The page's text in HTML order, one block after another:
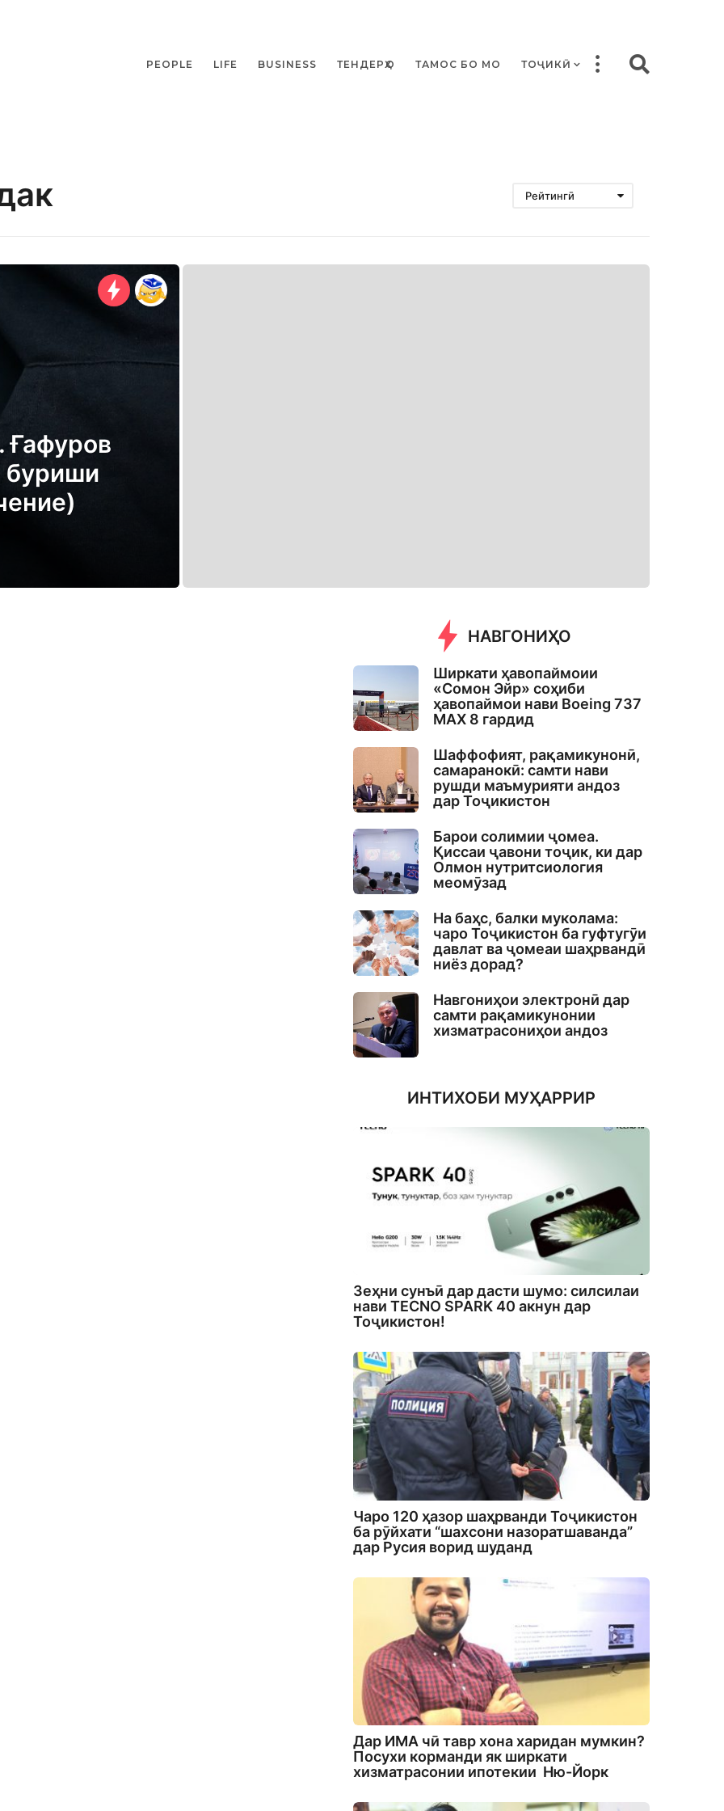
PEOPLE LIFE BUSINESS ТЕНДЕРҲО ТАМОС БО МО ТОҶИКӢ
Рейтингӣ
Ғафуров
буриши
НАВГОНИҲО
Ширкати ҳавопаймоии
«Сомон Эйр» соҳиби
ҳавопаймои нави Boeing 737
MAX 8 гардид
Шаффофият, рақамикунонӣ,
самаранокӣ: самти нави
рушди маъмурияти андоз
дар Тоҷикистон
Барои солимии ҷомеа.
Қиссаи ҷавони тоҷик, ки дар
Олмон нутритсиология
меомӯзад
На баҳс, балки муколама:
чаро Тоҷикистон ба гуфтугӯи
давлат ва ҷомеаи шаҳрвандӣ
ниёз дорад?
Навгониҳои электронӣ дар
самти рақамикунонии
хизматрасониҳои андоз
ИНТИХОБИ МУҲАРРИР
Зеҳни сунъӣ дар дасти шумо: силсилаи
нави TECNO SPARK 40 акнун дар
Тоҷикистон!
Чаро 120 ҳазор шаҳрванди Тоҷикистон
ба рӯйхати “шахсони назоратшаванда”
дар Русия ворид шуданд
Дар ИМА чӣ тавр хона харидан мумкин?
Посухи корманди як ширкати
хизматрасонии ипотекии Ню-Йорк